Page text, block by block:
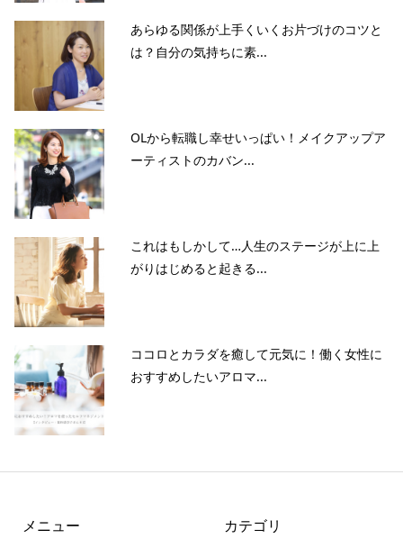
あらゆる関係が上手くいくお片づけのコツと
は？自分の気持ちに素...
OLから転職し幸せいっぱい！メイクアップア
ーティストのカバン...
これはもしかして…人生のステージが上に上
がりはじめると起きる...
ココロとカラダを癒して元気に！働く女性に
おすすめしたいアロマ...
メニュー カテゴリ